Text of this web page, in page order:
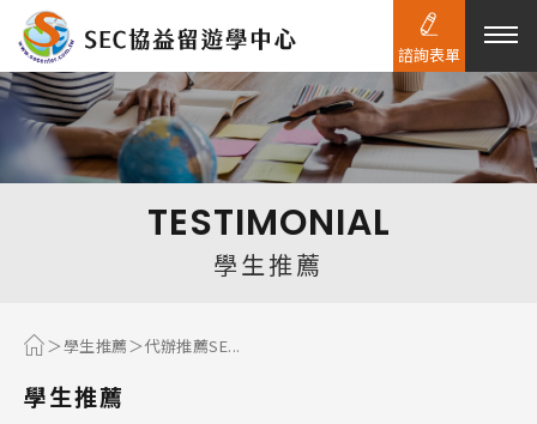
熱門搜尋：
TESTIMONIAL
學生推薦
學生推薦 代辦推薦SE...
學生推薦
諮詢表單